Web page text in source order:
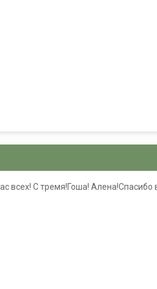
всех! С тремя!Гоша!